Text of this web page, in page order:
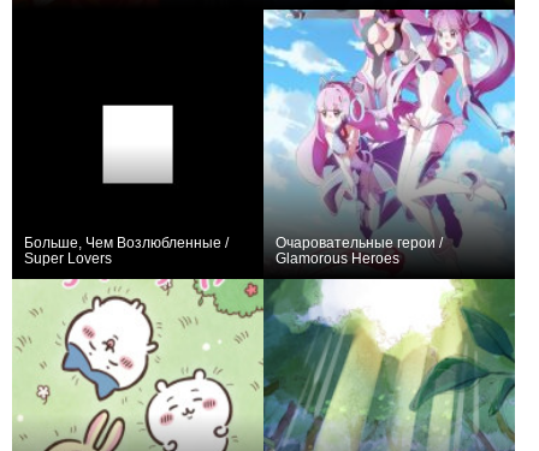
Больше, Чем Возлюбленные /
Super Lovers
Очаровательные герои /
Glamorous Heroes